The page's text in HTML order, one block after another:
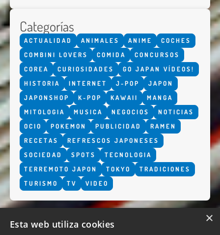
Categorías
ACTUALIDAD ANIMALES ANIME
COCHES
COMBINI LOVERS
COMIDA
CONCURSOS
COREA
CURIOSIDADES
GO JAPAN VÍDEOS!
HISTORIA
INTERNET J-POP
JAPON
JAPONSHOP
K-POP KAWAII
MANGA
MITOLOGIA
MUSICA NEGOCIOS
NOTICIAS
OCIO
POKEMON PUBLICIDAD
RAMEN
RECETAS
REFRESCOS JAPONESES
SOCIEDAD
SPOTS
TECNOLOGIA
TERREMOTO JAPON
TOKYO
TRADICIONES
TURISMO
TV VIDEO
×
Esta web utiliza cookies